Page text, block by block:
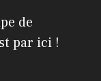
de
par ici !